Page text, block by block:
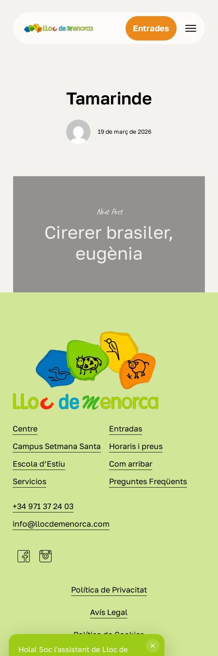
Entrades Menu
Tamarinde
19 de març de 2026
Next Post
Cirerer brasiler,
eugènia
Centre
Campus Setmana Santa
Escola d’Estiu
Servicios
Entradas
Horaris i preus
Com arribar
Preguntes Freqüents
+34 971 37 24 03
info@llocdemenorca.com
Política de Privacitat
Avís Legal
Política de Cookies